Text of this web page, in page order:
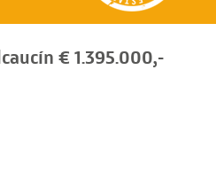
€ 1.395.000,-